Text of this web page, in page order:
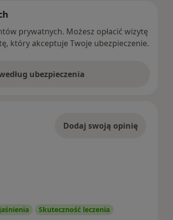
prywatnych. Możesz opłacić wizytę
który akceptuje Twoje ubezpieczenie.
ubezpieczenia
Dodaj swoją opinię
Skuteczność leczenia